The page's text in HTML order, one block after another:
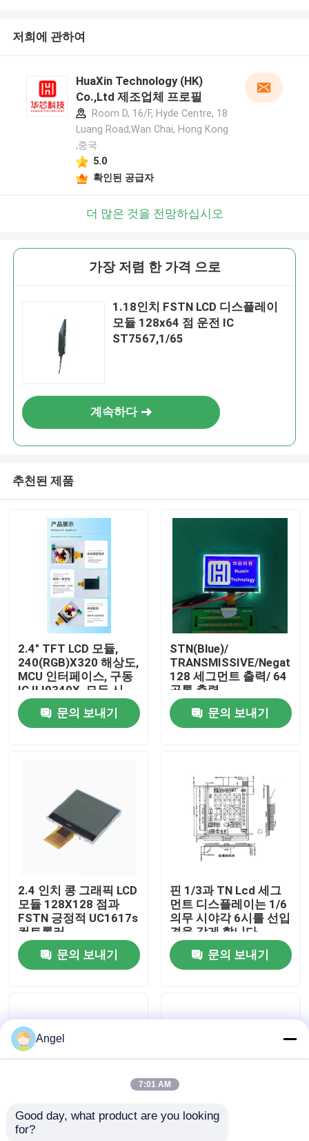
동영상
우리에 대하여
공장 여행
연락주세요
인용문을 요구하세요
LCD TFT 디스플레이
저희에 관하여
HuaXin Technology (HK)
Co.,Ltd 제조업체 프로필
Room D, 16/F, Hyde Centre, 18
Luang Road,Wan Chai, Hong Kong
,중국
5.0
확인된 공급자
더 많은 것을 전망하십시오
가장 저렴 한 가격 으로
1.18인치 FSTN LCD 디스플레이
모듈 128x64 점 운전 IC
ST7567,1/65
계속하다
추천된 제품
2.4" TFT LCD 모듈,
240(RGB)X320 해상도,
MCU 인터페이스, 구동
IC ILI9340X, 모든 시,
4LED
문의 보내기
STN(Blue)/
TRANSMISSIVE/Negative,
128 세그먼트 출력/ 64
공통 출력
문의 보내기
2.4 인치 콩 그래픽 LCD
모듈 128X128 점과
FSTN 긍정적 UC1617s
컨트롤러
문의 보내기
핀 1/3과 TN Lcd 세그
먼트 디스플레이는 1/6
의무 시야각 6시를 선입
견을 갖게 합니다
문의 보내기
맞춤형 VA COB 세그먼
Angel
7:01 AM
Good day, what product are you looking
for?